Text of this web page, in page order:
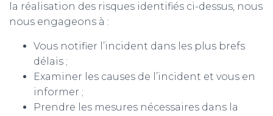
la réalisation des risques identifiés ci-dessus, nous
nous engageons à :
Vous notifier l’incident dans les plus brefs
délais ;
Examiner les causes de l’incident et vous en
informer ;
Prendre les mesures nécessaires dans la